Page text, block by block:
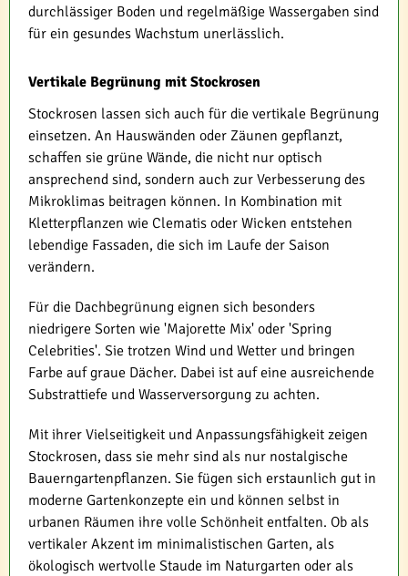
durchlässiger Boden und regelmäßige Wassergaben sind
für ein gesundes Wachstum unerlässlich.
Vertikale Begrünung mit Stockrosen
Stockrosen lassen sich auch für die vertikale Begrünung
einsetzen. An Hauswänden oder Zäunen gepflanzt,
schaffen sie grüne Wände, die nicht nur optisch
ansprechend sind, sondern auch zur Verbesserung des
Mikroklimas beitragen können. In Kombination mit
Kletterpflanzen wie Clematis oder Wicken entstehen
lebendige Fassaden, die sich im Laufe der Saison
verändern.
Für die Dachbegrünung eignen sich besonders
niedrigere Sorten wie 'Majorette Mix' oder 'Spring
Celebrities'. Sie trotzen Wind und Wetter und bringen
Farbe auf graue Dächer. Dabei ist auf eine ausreichende
Substrattiefe und Wasserversorgung zu achten.
Mit ihrer Vielseitigkeit und Anpassungsfähigkeit zeigen
Stockrosen, dass sie mehr sind als nur nostalgische
Bauerngartenpflanzen. Sie fügen sich erstaunlich gut in
moderne Gartenkonzepte ein und können selbst in
urbanen Räumen ihre volle Schönheit entfalten. Ob als
vertikaler Akzent im minimalistischen Garten, als
ökologisch wertvolle Staude im Naturgarten oder als